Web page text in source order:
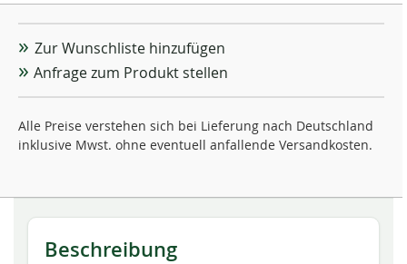
Zur Wunschliste hinzufügen
Anfrage zum Produkt stellen
Alle Preise verstehen sich bei Lieferung nach Deutschland
inklusive Mwst. ohne eventuell anfallende Versandkosten.
Beschreibung